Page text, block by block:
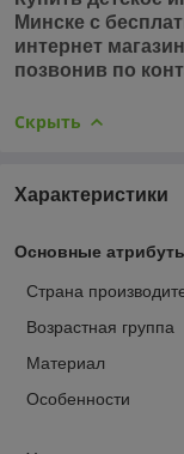
Минске с
интернет
позвонив по
Скрыть
Характеристики
Основные
Страна
Возрастная группа
Материал
Особенности